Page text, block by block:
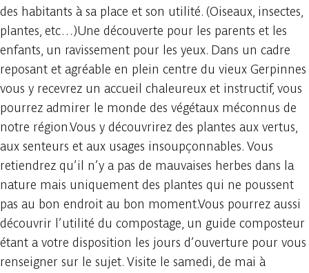
des habitants à sa place et son utilité. (Oiseaux, insectes,
plantes, etc…)Une découverte pour les parents et les
enfants, un ravissement pour les yeux. Dans un cadre
reposant et agréable en plein centre du vieux Gerpinnes
vous y recevrez un accueil chaleureux et instructif, vous
pourrez admirer le monde des végétaux méconnus de
notre région.Vous y découvrirez des plantes aux vertus,
aux senteurs et aux usages insoupçonnables. Vous
retiendrez qu’il n’y a pas de mauvaises herbes dans la
nature mais uniquement des plantes qui ne poussent
pas au bon endroit au bon moment.Vous pourrez aussi
découvrir l’utilité du compostage, un guide composteur
étant a votre disposition les jours d’ouverture pour vous
renseigner sur le sujet. Visite le samedi, de mai à